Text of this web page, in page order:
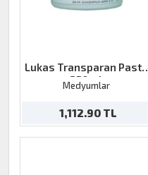
Lukas Transparan Paste
250ml
Medyumlar
1,112.90 TL